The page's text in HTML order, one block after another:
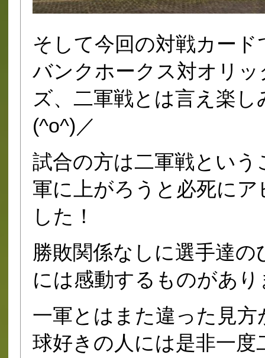
そして今回の対戦カー
バンクホークス対オリ
ズ、二軍戦とは言え楽
(^o^)／
試合の方は二軍戦という
軍に上がろうと必死に
した！
勝敗関係なしに選手達
には感動するものがあり
一軍とはまた違った見
球好きの人には是非一度